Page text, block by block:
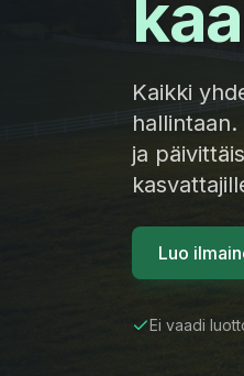
Kaikki
ja
Luo
Ei vaadi